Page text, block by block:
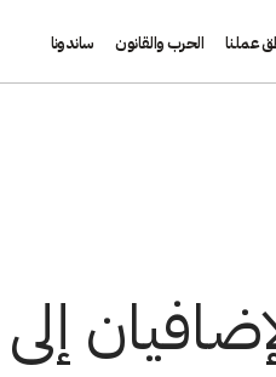
عملنا الحرب والقانون ساندونا